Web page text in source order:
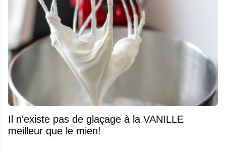
Il n'existe pas de glaçage à la VANILLE
meilleur que le mien!